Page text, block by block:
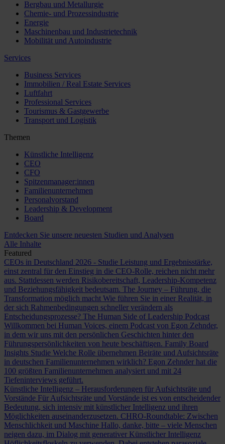
Bergbau und Metallurgie
Chemie- und Prozessindustrie
Energie
Maschinenbau und Industrietechnik
Mobilität und Autoindustrie
Services
Business Services
Immobilien / Real Estate Services
Luftfahrt
Professional Services
Tourismus & Gastgewerbe
Transport und Logistik
Themen
Künstliche Intelligenz
CEO
CFO
Spitzenmanager:innen
Familienunternehmen
Personalvorstand
Leadership & Development
Board
Entdecken Sie unsere neuesten Studien und Analysen
Alle Inhalte
Featured
CEOs in Deutschland 2026 - Studie Leistung und Ergebnisstärke,
einst zentral für den Einstieg in die CEO-Rolle, reichen nicht mehr
aus. Stattdessen werden Risikobereitschaft, Leadership-Kompetenz
und Beziehungsfähigkeit bedeutsam. The Journey – Führung, die
Transformation möglich macht Wie führen Sie in einer Realität, in
der sich Rahmenbedingungen schneller verändern als
Entscheidungsprozesse? The Human Side of Leadership Podcast
Willkommen bei Human Voices, einem Podcast von Egon Zehnder,
in dem wir uns mit den persönlichen Geschichten hinter den
Führungspersönlichkeiten von heute beschäftigen. Family Board
Insights Studie Welche Rolle übernehmen Beiräte und Aufsichtsräte
in deutschen Familienunternehmen wirklich? Egon Zehnder hat die
100 größten Familienunternehmen analysiert und mit 24
Tiefeninterviews geführt.
Künstliche Intelligenz – Herausforderungen für Aufsichtsräte und
Vorstände Für Aufsichtsräte und Vorstände ist es von entscheidender
Bedeutung, sich intensiv mit künstlicher Intelligenz und ihren
Möglichkeiten auseinanderzusetzen. CHRO-Roundtable: Zwischen
Menschlichkeit und Maschine Hallo, danke, bitte – viele Menschen
neigen dazu, im Dialog mit generativer Künstlicher Intelligenz